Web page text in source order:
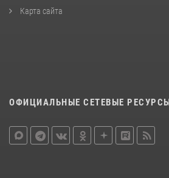
Карта сайта
ОФИЦИАЛЬНЫЕ СЕТЕВЫЕ РЕСУРСЫ